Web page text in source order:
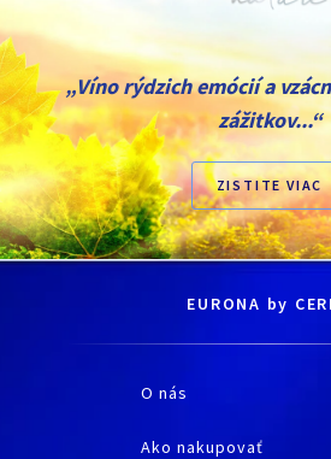
„Víno rýdzich emócií a
zážitkov...“
ZISTITE VIAC
EURONA by
O nás
O spoločnosti
Ako nakupovať